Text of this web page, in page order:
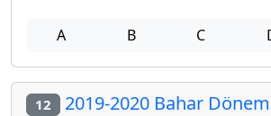
A B C
12 2019-2020 Bahar Dönemi